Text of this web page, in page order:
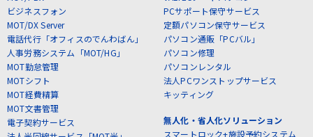
ビジネスフォン
MOT/DX Server
電話代行「オフィスのでんわばん」
人事労務システム「MOT/HG」
MOT勤怠管理
MOTシフト
MOT経費精算
MOT文書管理
電子契約サービス
PCサポート保守サービス
定額パソコン保守サービス
パソコン通販「PCバル」
パソコン修理
パソコンレンタル
法人PCワンストップサービス
キッティング
無人化・省人化ソリューション
スマートロック+施設予約システム